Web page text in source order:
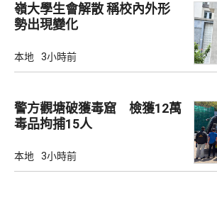
嶺大學生會解散 稱校內外形
勢出現變化
本地 3小時前
警方觀塘破獲毒窟 檢獲12萬
毒品拘捕15人
本地 3小時前